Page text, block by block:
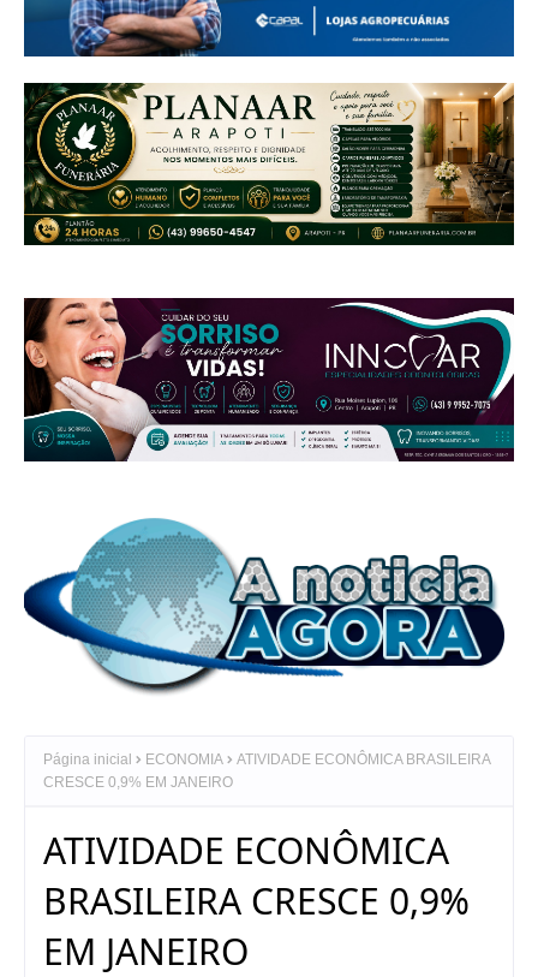
Página inicial ECONOMIA
ATIVIDADE ECONÔMICA BRASILEIRA
CRESCE 0,9% EM JANEIRO
ATIVIDADE ECONÔMICA
BRASILEIRA CRESCE 0,9%
EM JANEIRO